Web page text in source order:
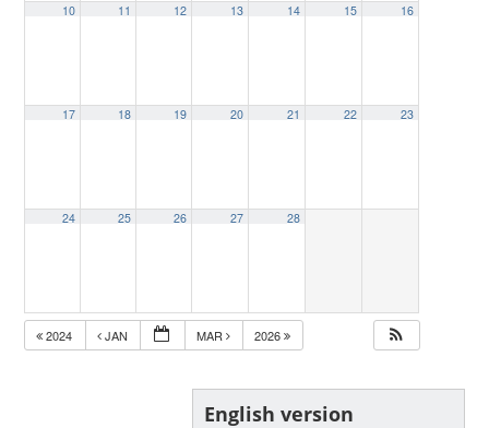
10 11 12 13 14 15 16
17 18 19 20 21 22 23
24 25 26 27 28
2024 JAN MAR 2026
English version